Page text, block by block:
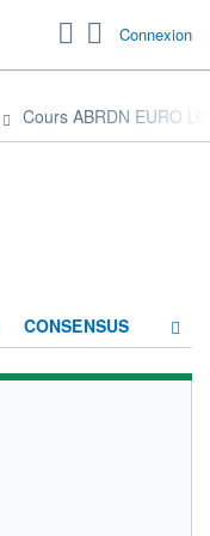
Connexion
Cours ABRDN EURO
CONSENSUS